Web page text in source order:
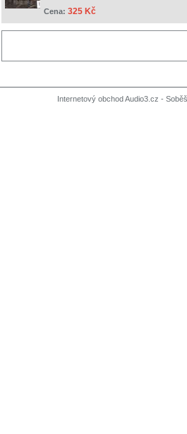
Cena: 325 Kč
Internetový obchod Audio3.cz -